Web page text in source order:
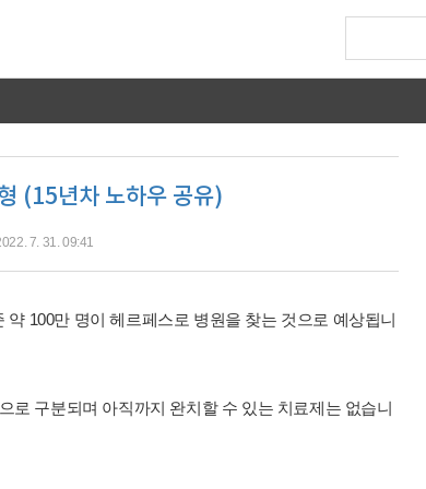
(15년차 노하우 공유)
7. 31. 09:41
100만 명이 헤르페스로 병원을 찾는 것으로 예상됩니
로 구분되며 아직까지 완치할 수 있는 치료제는 없습니